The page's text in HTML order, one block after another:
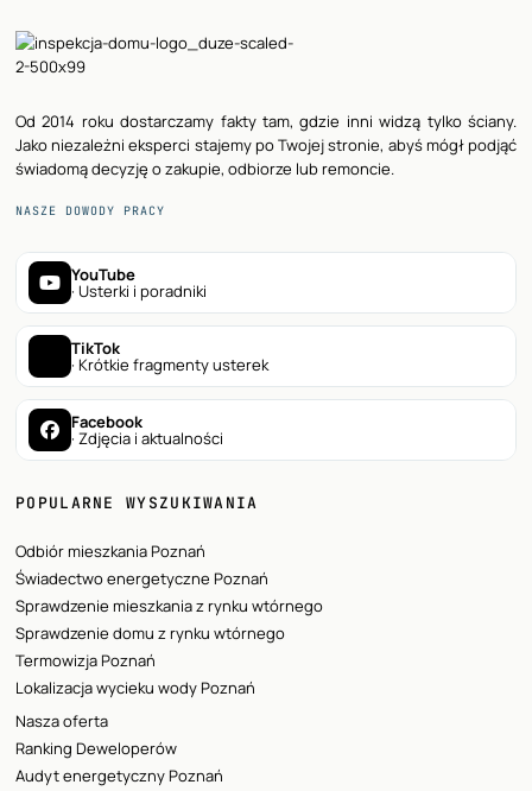
Od 2014 roku dostarczamy fakty tam, gdzie inni widzą tylko ściany.
Jako niezależni eksperci stajemy po Twojej stronie, abyś mógł podjąć
świadomą decyzję o zakupie, odbiorze lub remoncie.
NASZE DOWODY PRACY
YouTube
· Usterki i poradniki
TikTok
· Krótkie fragmenty usterek
Facebook
· Zdjęcia i aktualności
POPULARNE WYSZUKIWANIA
Odbiór mieszkania Poznań
Świadectwo energetyczne Poznań
Sprawdzenie mieszkania z rynku wtórnego
Sprawdzenie domu z rynku wtórnego
Termowizja Poznań
Lokalizacja wycieku wody Poznań
Nasza oferta
Ranking Deweloperów
Audyt energetyczny Poznań